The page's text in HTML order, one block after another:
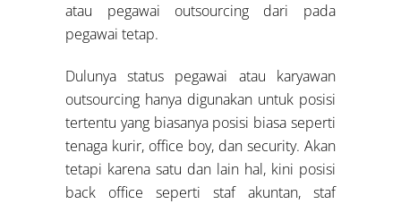
atau pegawai outsourcing dari pada
pegawai tetap.
Dulunya status pegawai atau karyawan
outsourcing hanya digunakan untuk posisi
tertentu yang biasanya posisi biasa seperti
tenaga kurir, office boy, dan security. Akan
tetapi karena satu dan lain hal, kini posisi
back office seperti staf akuntan, staf